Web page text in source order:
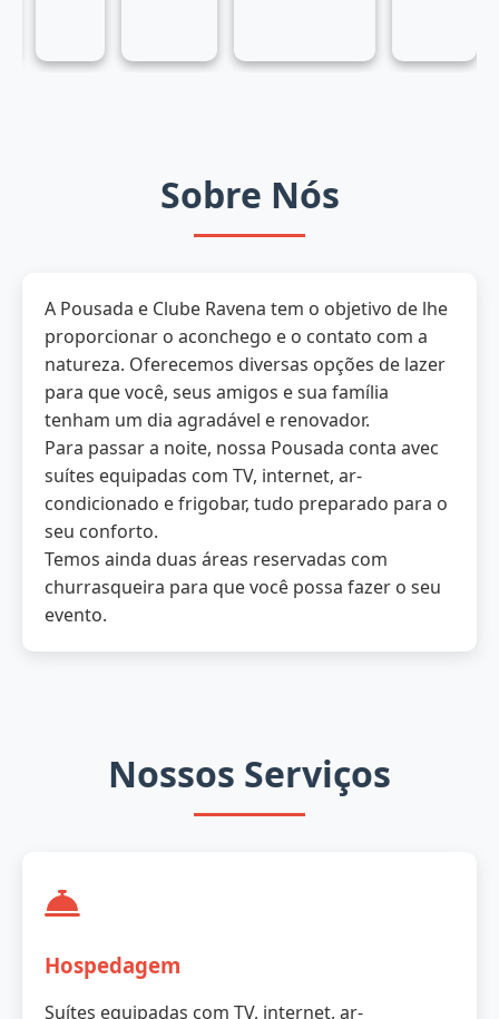
Sobre Nós
A Pousada e Clube Ravena tem o objetivo de lhe
proporcionar o aconchego e o contato com a
natureza. Oferecemos diversas opções de lazer
para que você, seus amigos e sua família
tenham um dia agradável e renovador.
Para passar a noite, nossa Pousada conta avec
suítes equipadas com TV, internet, ar-
condicionado e frigobar, tudo preparado para o
seu conforto.
Temos ainda duas áreas reservadas com
churrasqueira para que você possa fazer o seu
evento.
Nossos Serviços
Hospedagem
Suítes equipadas com TV, internet, ar-